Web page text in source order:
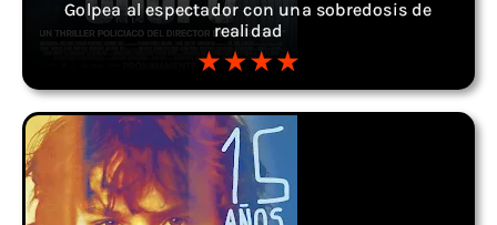
Golpea al espectador con una sobredosis de
realidad